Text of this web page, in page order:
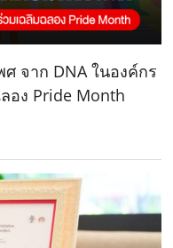
ศ จาก DNA ในองค์กร
อง Pride Month